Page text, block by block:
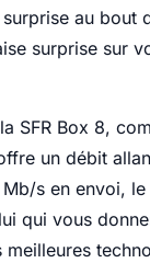
surprise au bout
surprise sur
SFR Box 8,
un débit
s en envoi,
qui vous